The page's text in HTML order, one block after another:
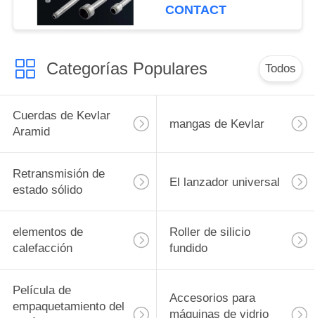
CONTACT
Categorías Populares Todos
Cuerdas de Kevlar
Aramid
mangas de Kevlar
Retransmisión de
estado sólido
El lanzador universal
elementos de
calefacción
Roller de silicio
fundido
Película de
empaquetamiento del
Accesorios para
máquinas de vidrio